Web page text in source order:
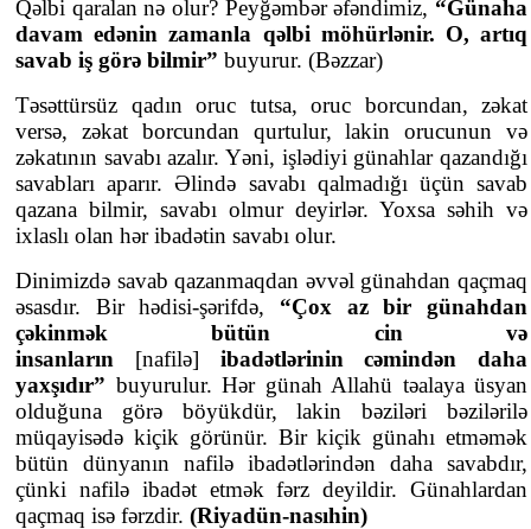
Qəlbi qaralan nə olur? Peyğəmbər əfəndimiz, “Günaha
davam edənin zamanla qəlbi möhürlənir. O, artıq
savab iş görə bilmir” buyurur. (Bəzzar)
Təsəttürsüz qadın oruc tutsa, oruc borcundan, zəkat
versə, zəkat borcundan qurtulur, lakin orucunun və
zəkatının savabı azalır. Yəni, işlədiyi günahlar qazandığı
savabları aparır. Əlində savabı qalmadığı üçün savab
qazana bilmir, savabı olmur deyirlər. Yoxsa səhih və
ixlaslı olan hər ibadətin savabı olur.
Dinimizdə savab qazanmaqdan əvvəl günahdan qaçmaq
əsasdır. Bir hədisi-şərifdə, “Çox az bir günahdan
çəkinmək bütün cin və
insanların [nafilə] ibadətlərinin cəmindən daha
yaxşıdır” buyurulur. Hər günah Allahü təalaya üsyan
olduğuna görə böyükdür, lakin bəziləri bəzilərilə
müqayisədə kiçik görünür. Bir kiçik günahı etməmək
bütün dünyanın nafilə ibadətlərindən daha savabdır,
çünki nafilə ibadət etmək fərz deyildir. Günahlardan
qaçmaq isə fərzdir. (Riyadün-nasıhin)